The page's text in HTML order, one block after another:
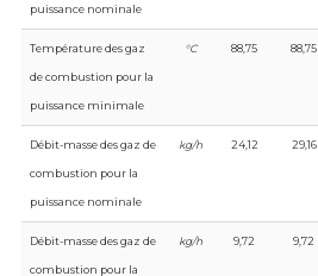
puissance nominale
Température des gaz
de combustion pour la
puissance minimale
°C 88,75 88,75
Débit-masse des gaz de
combustion pour la
puissance nominale
kg/h 24,12 29,16
Débit-masse des gaz de
combustion pour la
kg/h 9,72 9,72